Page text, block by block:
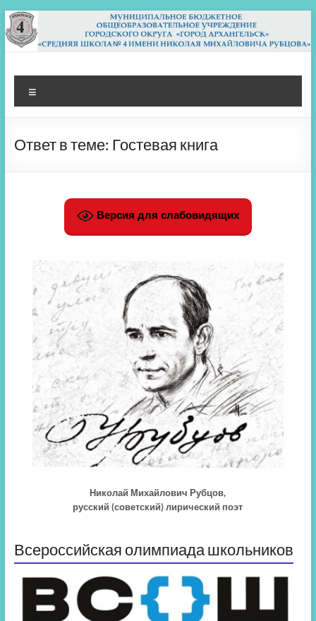
Перейти
к
содержимому
МБОУ СШ 4
Архангельск
Ответ в теме: Гостевая книга
Версия для слабовидящих
Николай Михайлович Рубцов,
русский (советский) лирический поэт
Всероссийская олимпиада школьников